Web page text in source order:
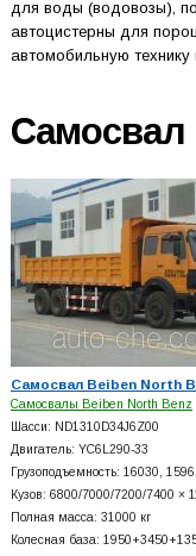
для воды (водовозы),
автоцистерны для
автомобильную
Самосвал
Самосвал Beiben North
Самосвалы Beiben North Benz
Шасси: ND1310D34J6Z00
Двигатель: YC6L290-33
Грузоподъемность: 16030,
Кузов: 6800/7000/7200/7400 ×
Полная масса: 31000 кг
Колесная база: 1950+3450+